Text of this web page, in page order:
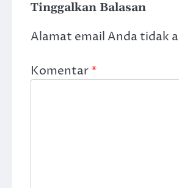
Tinggalkan Balasan
Alamat email Anda tidak
Komentar*